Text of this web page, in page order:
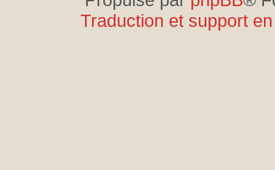
Traduction et support